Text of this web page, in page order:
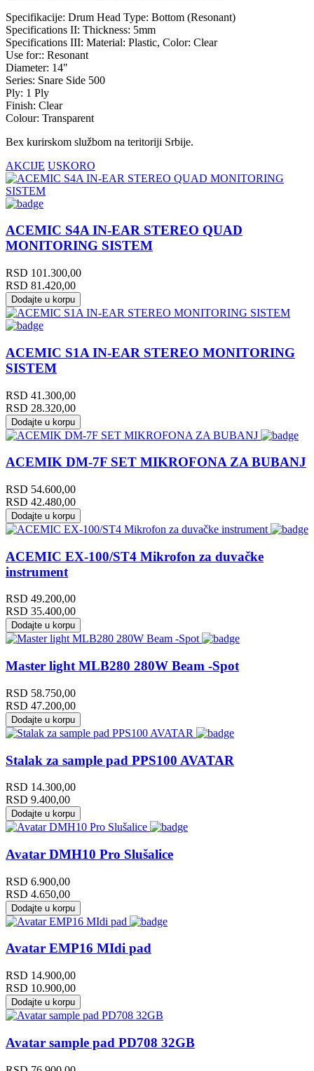
Specifikacije: Drum Head Type: Bottom (Resonant)
Specifications II: Thickness: 5mm
Specifications III: Material: Plastic, Color: Clear
Use for:: Resonant
Diameter: 14"
Series: Snare Side 500
Ply: 1 Ply
Finish: Clear
Colour: Transparent
Bex kurirskom službom na teritoriji Srbije.
AKCIJE USKORO
ACEMIC S4A IN-EAR STEREO QUAD
MONITORING SISTEM
RSD 101.300,00
RSD 81.420,00
Dodajte u korpu
ACEMIC S1A IN-EAR STEREO MONITORING
SISTEM
RSD 41.300,00
RSD 28.320,00
Dodajte u korpu
ACEMIK DM-7F SET MIKROFONA ZA BUBANJ
RSD 54.600,00
RSD 42.480,00
Dodajte u korpu
ACEMIC EX-100/ST4 Mikrofon za duvačke
instrument
RSD 49.200,00
RSD 35.400,00
Dodajte u korpu
Master light MLB280 280W Beam -Spot
RSD 58.750,00
RSD 47.200,00
Dodajte u korpu
Stalak za sample pad PPS100 AVATAR
RSD 14.300,00
RSD 9.400,00
Dodajte u korpu
Avatar DMH10 Pro Slušalice
RSD 6.900,00
RSD 4.650,00
Dodajte u korpu
Avatar EMP16 MIdi pad
RSD 14.900,00
RSD 10.900,00
Dodajte u korpu
Avatar sample pad PD708 32GB